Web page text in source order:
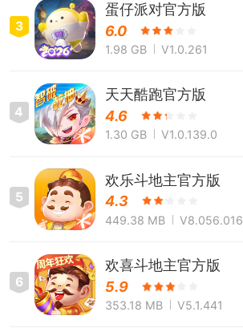
3
蛋仔派对官方版
6.0
1.98 GB V1.0.261
4
天天酷跑官方版
4.6
1.30 GB V1.0.139.0
5
欢乐斗地主官方版
4.3
449.38 MB V8.056.016
6
欢喜斗地主官方版
5.9
353.18 MB V5.1.441